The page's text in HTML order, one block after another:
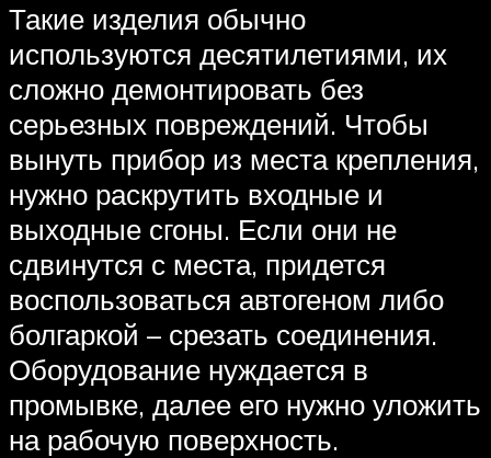
Такие изделия обычно
используются десятилетиями, их
сложно демонтировать без
серьезных повреждений. Чтобы
вынуть прибор из места крепления,
нужно раскрутить входные и
выходные сгоны. Если они не
сдвинутся с места, придется
воспользоваться автогеном либо
болгаркой – срезать соединения.
Оборудование нуждается в
промывке, далее его нужно уложить
на рабочую поверхность.